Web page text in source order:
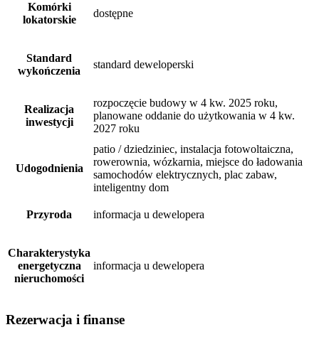
Komórki
lokatorskie
dostępne
Standard
wykończenia
standard deweloperski
Realizacja
inwestycji
rozpoczęcie budowy w 4 kw. 2025 roku,
planowane oddanie do użytkowania w 4 kw.
2027 roku
Udogodnienia
patio / dziedziniec, instalacja fotowoltaiczna,
rowerownia, wózkarnia, miejsce do ładowania
samochodów elektrycznych, plac zabaw,
inteligentny dom
Przyroda informacja u dewelopera
Charakterystyka
energetyczna
nieruchomości
informacja u dewelopera
Rezerwacja i finanse